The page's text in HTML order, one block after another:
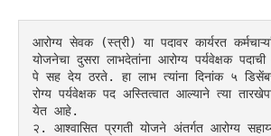
आरोग्य सेवक (स्त्री) या पदावर कार्यरत
योजनेचा दुसरा लाभदेतांना आरोग्य पर्यवेक्षक
पे सह देय ठरते. हा लाभ त्यांना दिनांक ५
रोग्य पर्यवेक्षक पद अस्तित्वात आल्याने त्या
येत आहे.
२. आश्वासित प्रगती योजने अंतर्गत आरोग्य